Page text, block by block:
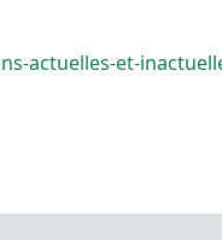
actuelles-et-